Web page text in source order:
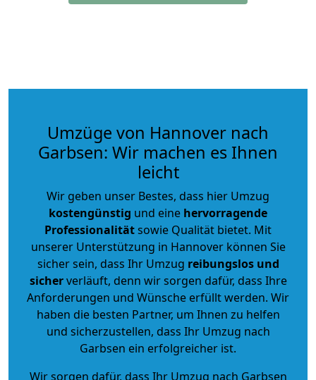
Umzüge von Hannover nach
Garbsen: Wir machen es Ihnen
leicht
Wir geben unser Bestes, dass hier Umzug
kostengünstig und eine hervorragende
Professionalitätsowie Qualität bietet. Mit
unserer Unterstützung in Hannover können Sie
sicher sein, dass Ihr Umzug reibungslos und
sicherverläuft, denn wir sorgen dafür, dass Ihre
Anforderungen und Wünsche erfüllt werden. Wir
haben die besten Partner, um Ihnen zu helfen
und sicherzustellen, dass Ihr Umzug nach
Garbsen ein erfolgreicher ist.
Wir sorgen dafür, dass Ihr Umzug nach Garbsen